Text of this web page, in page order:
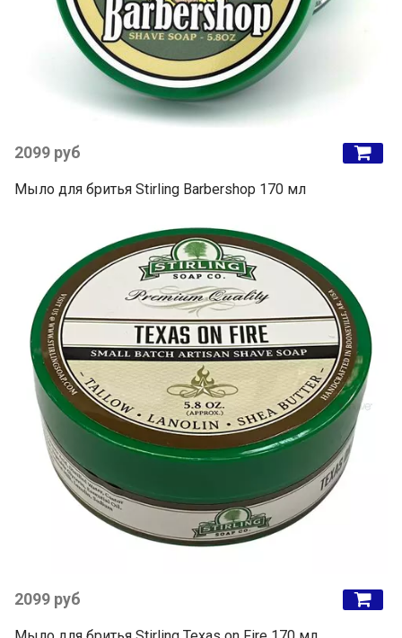
2099 руб
Мыло для бритья Stirling Barbershop 170 мл
2099 руб